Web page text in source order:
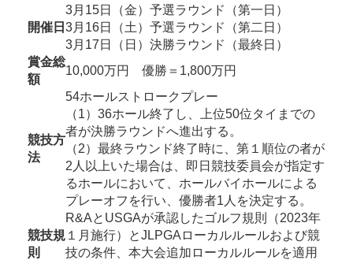
開催日
3月15日（金）予選ラウンド（第一日）
3月16日（土）予選ラウンド（第二日）
3月17日（日）決勝ラウンド（最終日）
賞金総
額
10,000万円 優勝＝1,800万円
競技方
法
54ホールストロークプレー
（1）36ホール終了し、上位50位タイまでの
者が決勝ラウンドへ進出する。
（2）最終ラウンド終了時に、第１順位の者が
2人以上いた場合は、即日競技委員会が指定す
るホールにおいて、ホールバイホールによる
プレーオフを行い、優勝者1人を決定する。
競技規
則
R&AとUSGAが承認したゴルフ規則（2023年
１月施行）とJLPGAローカルルールおよび競
技の条件、本大会追加ローカルルールを適用